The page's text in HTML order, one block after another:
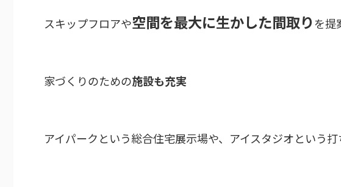
スキップフロアや空間を最大に生かした間取りを提
家づくりのための施設も充実
アイパークという総合住宅展示場や、アイスタジオという